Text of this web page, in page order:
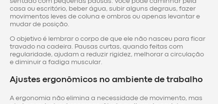
casa ou escritório, beber água, subir alguns degraus, fazer
movimentos leves de coluna e ombros ou apenas levantar e
mudar de posição.
O objetivo é lembrar o corpo de que ele não nasceu para ficar
travado na cadeira. Pausas curtas, quando feitas com
regularidade, ajudam a reduzir rigidez, melhorar a circulação
e diminuir a fadiga muscular.
Ajustes ergonômicos no ambiente de trabalho
A ergonomia não elimina a necessidade de movimento, mas